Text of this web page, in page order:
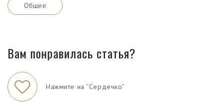
Общее
Вам понравилась статья?
Нажмите на “Сердечко”